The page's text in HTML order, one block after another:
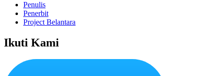
Penulis
Penerbit
Project Belantara
Ikuti Kami